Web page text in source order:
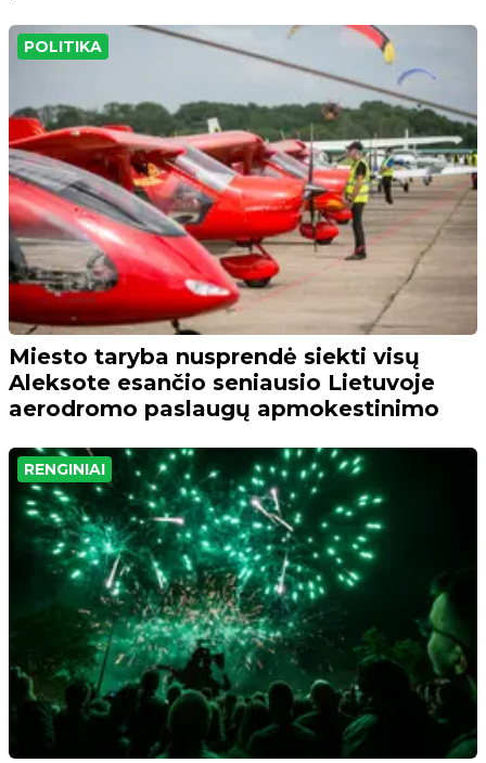
POLITIKA
Miesto taryba nusprendė siekti visų
Aleksote esančio seniausio Lietuvoje
aerodromo paslaugų apmokestinimo
RENGINIAI